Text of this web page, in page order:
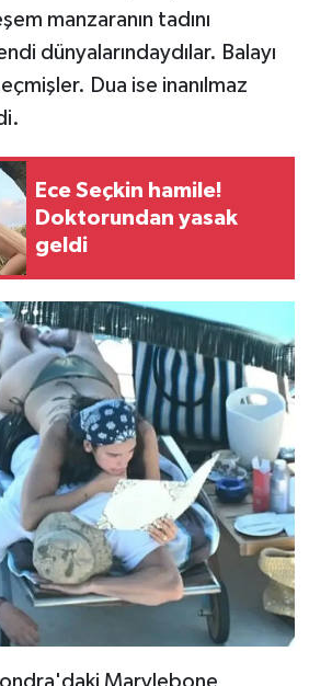
manzaranın tadını
dünyalarındaydılar. Balayı
Dua ise inanılmaz
Ece Seçkin hamile!
Doktorundan yasak
geldi
Marylebone